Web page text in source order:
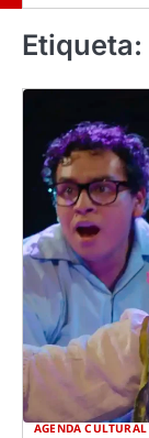
Etiqueta:
AGENDA CULTURAL